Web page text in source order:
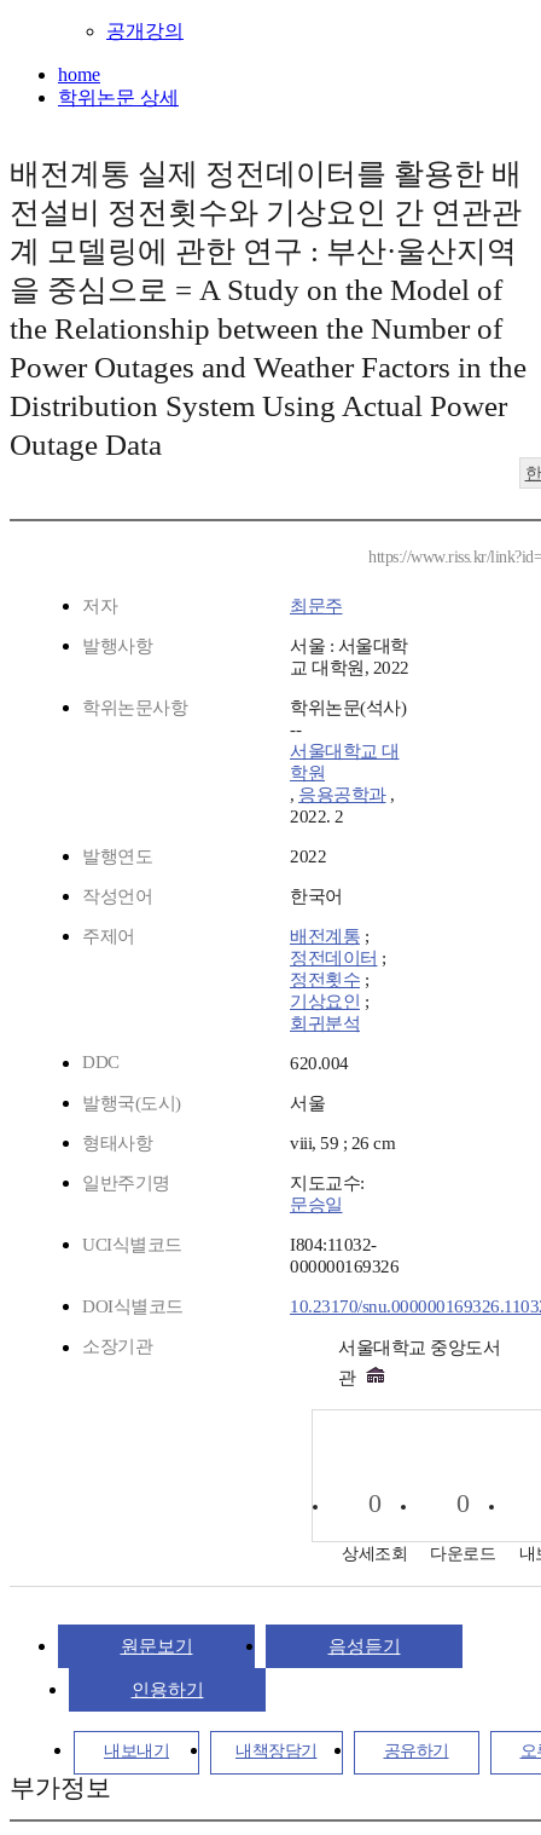
공개강의
home
학위논문 상세
배전계통 실제 정전데이터를 활용한 배
전설비 정전횟수와 기상요인 간 연관관
계 모델링에 관한 연구 : 부산·울산지역
을 중심으로 = A Study on the Model of
the Relationship between the Number of
Power Outages and Weather Factors in the
Distribution System Using Actual Power
Outage Data
https://www.riss.kr/
저자 최문주
발행사항
서울 : 서울대학
교 대학원, 2022
학위논문사항
학위논문(석사)
--
서울대학교 대
학원
, 응용공학과,
2022. 2
발행연도 2022
작성언어 한국어
주제어 배전계통 ;
정전데이터 ;
정전횟수 ;
기상요인 ;
회귀분석
DDC
620.004
발행국(도시) 서울
형태사항 viii, 59 ; 26 cm
일반주기명
지도교수:
문승일
UCI식별코드
I804:11032-
000000169326
DOI식별코드 10.23170/
소장기관
서울대학교 중앙도서
관
0
상세조회
0
다운로드 내
원문보기 음성듣기
인용하기
내보내기 내책장담기 공유하기 오
부가정보